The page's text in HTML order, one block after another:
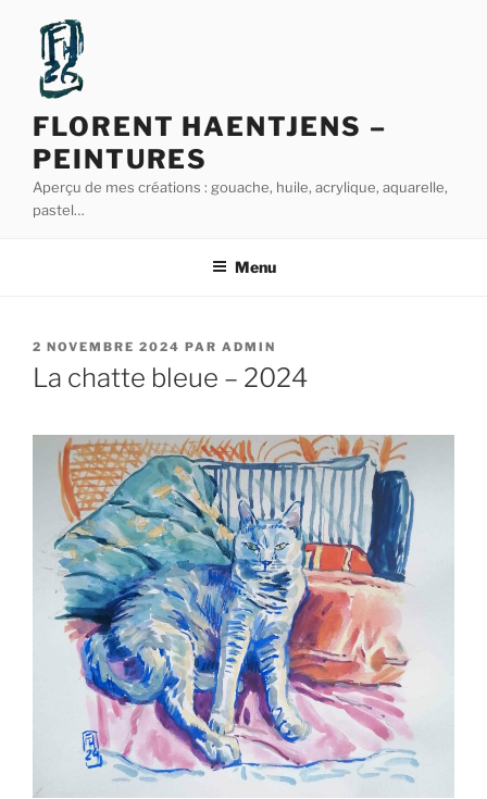
contenu
principal
FLORENT HAENTJENS –
PEINTURES
Aperçu de mes créations : gouache, huile, acrylique, aquarelle,
pastel…
Menu
PUBLIÉ
LE
2 NOVEMBRE 2024 PAR ADMIN
La chatte bleue – 2024